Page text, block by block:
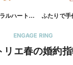
ルハート」
ふたりで
心をつな
セット
ENGAGE RING
リエ春の婚約